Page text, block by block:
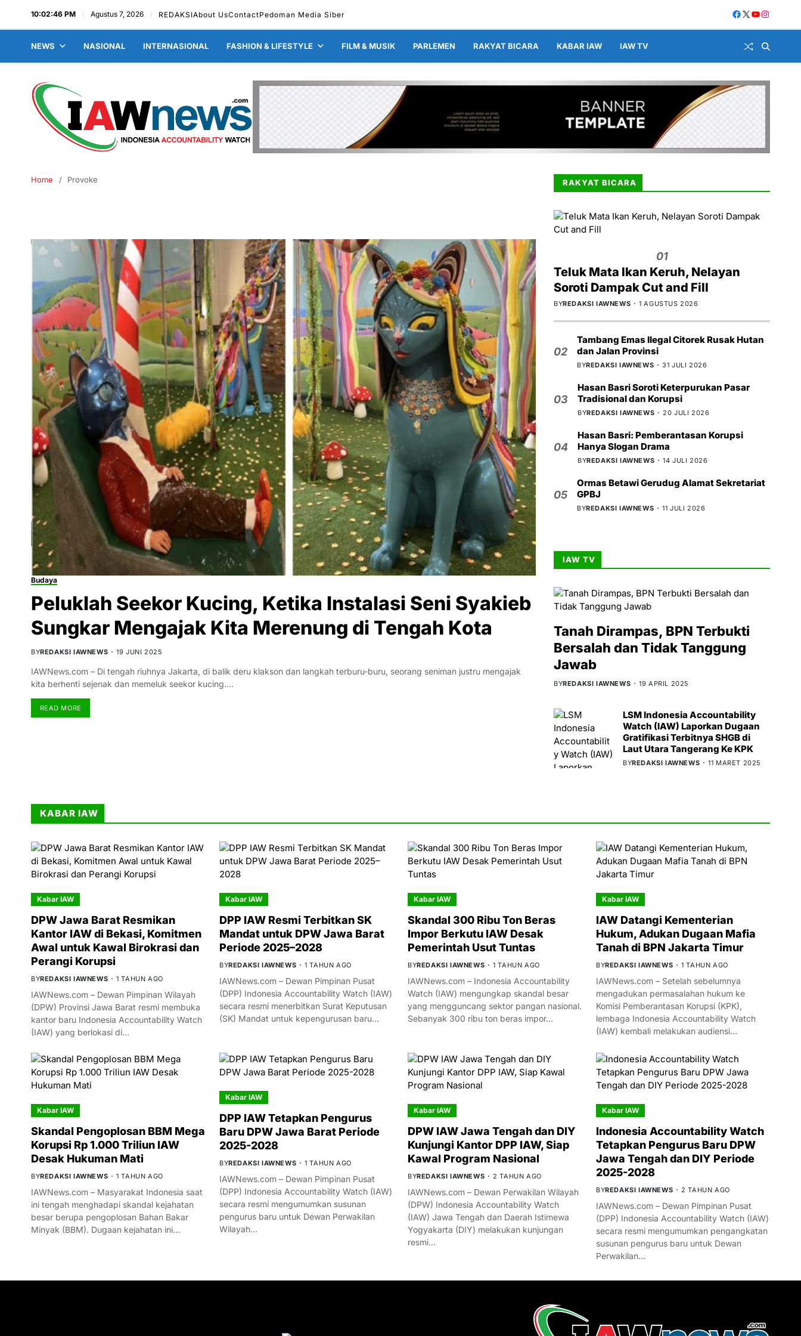
10:02:47 PM Agustus 7, 2026 REDAKSIAbout UsContactPedoman Media Siber
NEWS NASIONAL INTERNASIONAL FASHION & LIFESTYLE FILM & MUSIK PARLEMEN RAKYAT BICARA KABAR IAW IAW TV
Home Provoke
Budaya
Peluklah Seekor Kucing, Ketika Instalasi Seni Syakieb
Sungkar Mengajak Kita Merenung di Tengah Kota
BYREDAKSI IAWNEWS 19 JUNI 2025
IAWNews.com – Di tengah riuhnya Jakarta, di balik deru klakson dan langkah terburu-buru, seorang seniman justru mengajak
kita berhenti sejenak dan memeluk seekor kucing.…
READ MORE
RAKYAT BICARA
01
Teluk Mata Ikan Keruh, Nelayan
Soroti Dampak Cut and Fill
BYREDAKSI IAWNEWS 1 AGUSTUS 2026
02
Tambang Emas Ilegal Citorek Rusak Hutan
dan Jalan Provinsi
BYREDAKSI IAWNEWS 31 JULI 2026
03
Hasan Basri Soroti Keterpurukan Pasar
Tradisional dan Korupsi
BYREDAKSI IAWNEWS 20 JULI 2026
04
Hasan Basri: Pemberantasan Korupsi
Hanya Slogan Drama
BYREDAKSI IAWNEWS 14 JULI 2026
05
Ormas Betawi Gerudug Alamat Sekretariat
GPBJ
BYREDAKSI IAWNEWS 11 JULI 2026
IAW TV
Tanah Dirampas, BPN Terbukti
Bersalah dan Tidak Tanggung
Jawab
BYREDAKSI IAWNEWS 19 APRIL 2025
LSM Indonesia Accountability
Watch (IAW) Laporkan Dugaan
Gratifikasi Terbitnya SHGB di
Laut Utara Tangerang Ke KPK
BYREDAKSI IAWNEWS 11 MARET 2025
KABAR IAW
Kabar IAW
DPW Jawa Barat Resmikan
Kantor IAW di Bekasi, Komitmen
Awal untuk Kawal Birokrasi dan
Perangi Korupsi
BYREDAKSI IAWNEWS 1 TAHUN AGO
IAWNews.com – Dewan Pimpinan Wilayah
(DPW) Provinsi Jawa Barat resmi membuka
kantor baru Indonesia Accountability Watch
(IAW) yang berlokasi di…
Kabar IAW
DPP IAW Resmi Terbitkan SK
Mandat untuk DPW Jawa Barat
Periode 2025–2028
BYREDAKSI IAWNEWS 1 TAHUN AGO
IAWNews.com – Dewan Pimpinan Pusat
(DPP) Indonesia Accountability Watch (IAW)
secara resmi menerbitkan Surat Keputusan
(SK) Mandat untuk kepengurusan baru…
Kabar IAW
Skandal 300 Ribu Ton Beras
Impor Berkutu IAW Desak
Pemerintah Usut Tuntas
BYREDAKSI IAWNEWS 1 TAHUN AGO
IAWNews.com – Indonesia Accountability
Watch (IAW) mengungkap skandal besar
yang mengguncang sektor pangan nasional.
Sebanyak 300 ribu ton beras impor…
Kabar IAW
IAW Datangi Kementerian
Hukum, Adukan Dugaan Mafia
Tanah di BPN Jakarta Timur
BYREDAKSI IAWNEWS 1 TAHUN AGO
IAWNews.com – Setelah sebelumnya
mengadukan permasalahan hukum ke
Komisi Pemberantasan Korupsi (KPK),
lembaga Indonesia Accountability Watch
(IAW) kembali melakukan audiensi…
Kabar IAW
Skandal Pengoplosan BBM Mega
Korupsi Rp 1.000 Triliun IAW
Desak Hukuman Mati
BYREDAKSI IAWNEWS 1 TAHUN AGO
IAWNews.com – Masyarakat Indonesia saat
ini tengah menghadapi skandal kejahatan
besar berupa pengoplosan Bahan Bakar
Minyak (BBM). Dugaan kejahatan ini…
Kabar IAW
DPP IAW Tetapkan Pengurus
Baru DPW Jawa Barat Periode
2025-2028
BYREDAKSI IAWNEWS 1 TAHUN AGO
IAWNews.com – Dewan Pimpinan Pusat
(DPP) Indonesia Accountability Watch (IAW)
secara resmi mengumumkan susunan
pengurus baru untuk Dewan Perwakilan
Wilayah…
Kabar IAW
DPW IAW Jawa Tengah dan DIY
Kunjungi Kantor DPP IAW, Siap
Kawal Program Nasional
BYREDAKSI IAWNEWS 2 TAHUN AGO
IAWNews.com – Dewan Perwakilan Wilayah
(DPW) Indonesia Accountability Watch
(IAW) Jawa Tengah dan Daerah Istimewa
Yogyakarta (DIY) melakukan kunjungan
resmi…
Kabar IAW
Indonesia Accountability Watch
Tetapkan Pengurus Baru DPW
Jawa Tengah dan DIY Periode
2025-2028
BYREDAKSI IAWNEWS 2 TAHUN AGO
IAWNews.com – Dewan Pimpinan Pusat
(DPP) Indonesia Accountability Watch (IAW)
secara resmi mengumumkan pengangkatan
susunan pengurus baru untuk Dewan
Perwakilan…